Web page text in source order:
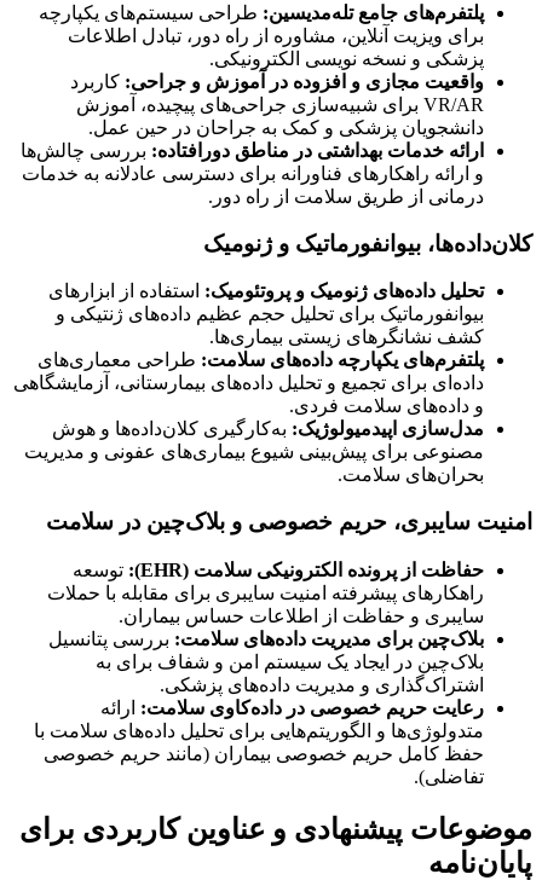
پلتفرم‌های جامع تله‌مدیسین: طراحی سیستم‌های یکپارچه
برای ویزیت آنلاین، مشاوره از راه دور، تبادل اطلاعات
پزشکی و نسخه نویسی الکترونیکی.
واقعیت مجازی و افزوده در آموزش و جراحی: کاربرد
VR/AR برای شبیه‌سازی جراحی‌های پیچیده، آموزش
دانشجویان پزشکی و کمک به جراحان در حین عمل.
ارائه خدمات بهداشتی در مناطق دورافتاده: بررسی چالش‌ها
و ارائه راهکارهای فناورانه برای دسترسی عادلانه به خدمات
درمانی از طریق سلامت از راه دور.
کلان‌داده‌ها، بیوانفورماتیک و ژنومیک
تحلیل داده‌های ژنومیک و پروتئومیک: استفاده از ابزارهای
بیوانفورماتیک برای تحلیل حجم عظیم داده‌های ژنتیکی و
کشف نشانگرهای زیستی بیماری‌ها.
پلتفرم‌های یکپارچه داده‌های سلامت: طراحی معماری‌های
داده‌ای برای تجمیع و تحلیل داده‌های بیمارستانی، آزمایشگاهی
و داده‌های سلامت فردی.
مدل‌سازی اپیدمیولوژیک: به‌کارگیری کلان‌داده‌ها و هوش
مصنوعی برای پیش‌بینی شیوع بیماری‌های عفونی و مدیریت
بحران‌های سلامت.
امنیت سایبری، حریم خصوصی و بلاک‌چین در سلامت
حفاظت از پرونده الکترونیکی سلامت (EHR):
توسعه
راهکارهای پیشرفته امنیت سایبری برای مقابله با حملات
سایبری و حفاظت از اطلاعات حساس بیماران.
بلاک‌چین برای مدیریت داده‌های سلامت: بررسی پتانسیل
بلاک‌چین در ایجاد یک سیستم امن و شفاف برای به
اشتراک‌گذاری و مدیریت داده‌های پزشکی.
رعایت حریم خصوصی در داده‌کاوی سلامت: ارائه
متدولوژی‌ها و الگوریتم‌هایی برای تحلیل داده‌های سلامت با
حفظ کامل حریم خصوصی بیماران (مانند حریم خصوصی
تفاضلی).
موضوعات پیشنهادی و عناوین کاربردی برای
پایان‌نامه